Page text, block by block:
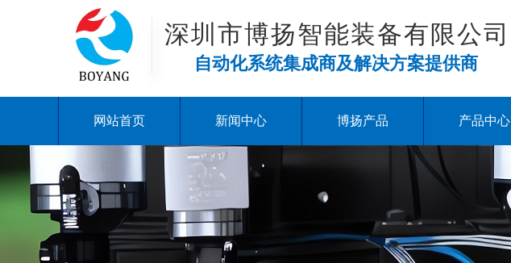
深圳市博扬智能装备有限公司
自动化系统集成商及解决方案提供商
网站首页 新闻中心 博扬产品 产品中心